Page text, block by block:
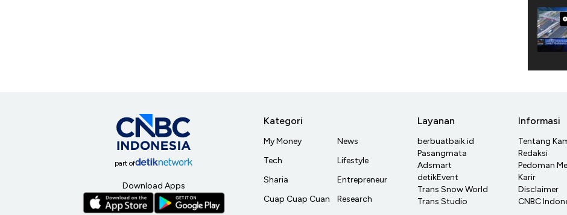
part of
Download Apps
Kategori
My Money
Tech
Sharia
Cuap Cuap Cuan
News
Lifestyle
Entrepreneur
Research
Layanan
berbuatbaik.id
Pasangmata
Adsmart
detikEvent
Trans Snow World
Trans Studio
Informasi
Tentang
Redaksi
Pedoman
Karir
Disclaimer
CNBC